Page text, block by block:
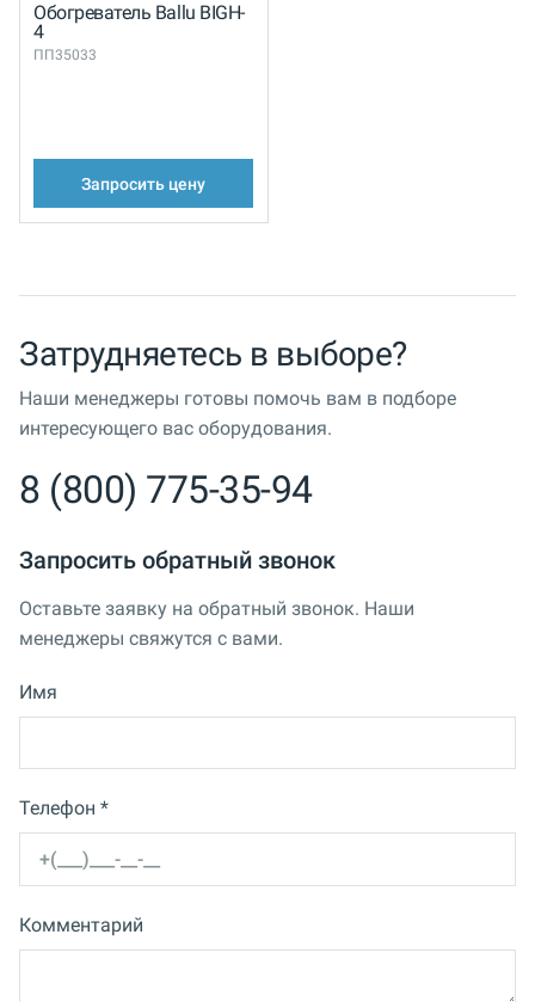
Обогреватель Ballu BIGH-
4
ПП35033
Запросить цену
Затрудняетесь в выборе?
Наши менеджеры готовы помочь вам в подборе
интересующего вас оборудования.
8 (800) 775-35-94
Запросить обратный звонок
Оставьте заявку на обратный звонок. Наши
менеджеры свяжутся с вами.
Имя
Телефон *
Комментарий